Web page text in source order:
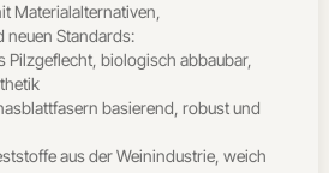
Materialalternativen,
neuen Standards:
Pilzgeflecht, biologisch abbaubar,
basierend, robust und
aus der Weinindustrie, weich